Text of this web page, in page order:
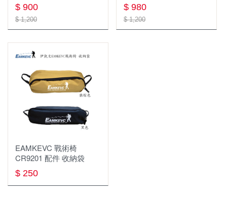
吹箭
$ 900
$ 1,200
$ 980
$ 1,200
EAMKEVC 戰術椅
CR9201 配件 收納袋
$ 250